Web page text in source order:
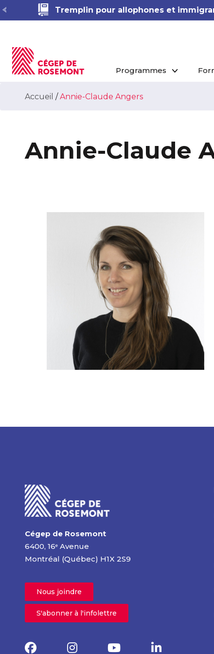
Tremplin pour allophones et
Programmes
Accueil /Annie-Claude Angers
Annie-Claude
Cégep de Rosemont
6400, 16e Avenue
Montréal (Québec) H1X 2S9
Nous joindre
S'abonner à l'infolettre